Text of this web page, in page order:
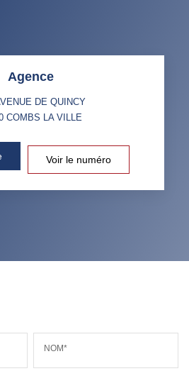
PART DES MÉNAGES SANS
VOITURE
ECOLES ET CRÈCHES
Agence
DE QUINCY
COMBS LA VILLE
Voir le numéro
NOM*